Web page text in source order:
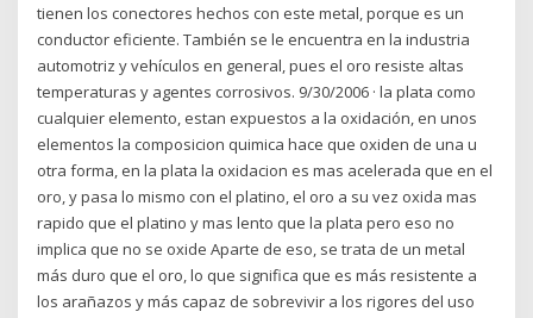
tienen los conectores hechos con este metal, porque es un
conductor eficiente. También se le encuentra en la industria
automotriz y vehículos en general, pues el oro resiste altas
temperaturas y agentes corrosivos. 9/30/2006 · la plata como
cualquier elemento, estan expuestos a la oxidación, en unos
elementos la composicion quimica hace que oxiden de una u
otra forma, en la plata la oxidacion es mas acelerada que en el
oro, y pasa lo mismo con el platino, el oro a su vez oxida mas
rapido que el platino y mas lento que la plata pero eso no
implica que no se oxide Aparte de eso, se trata de un metal
más duro que el oro, lo que significa que es más resistente a
los arañazos y más capaz de sobrevivir a los rigores del uso